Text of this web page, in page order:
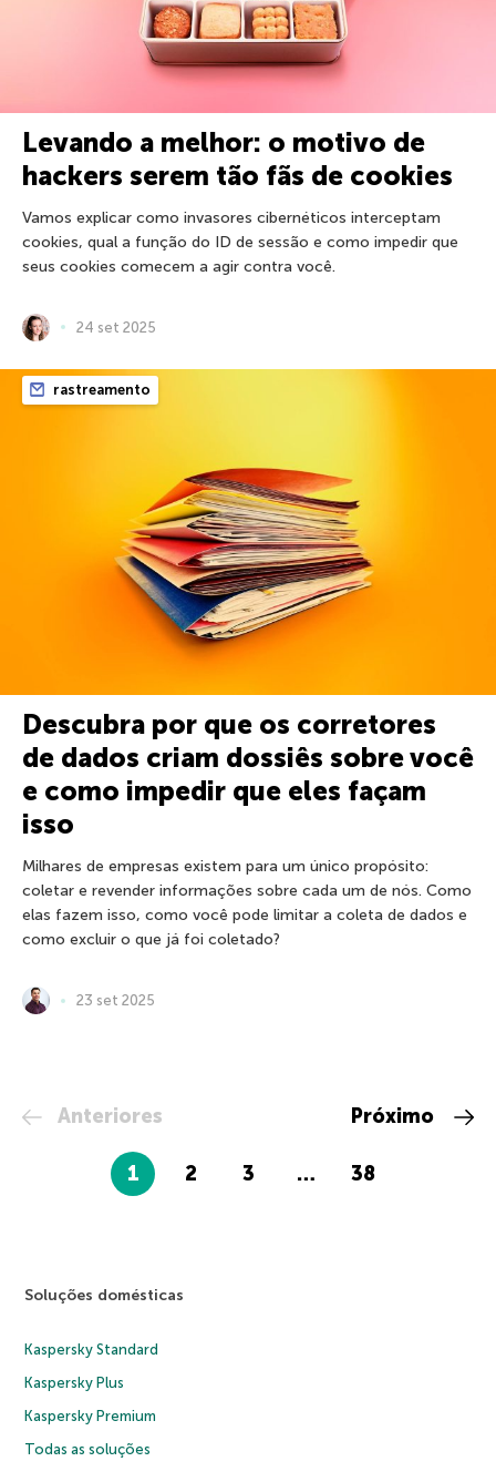
Levando a melhor: o motivo de
hackers serem tão fãs de cookies
Vamos explicar como invasores cibernéticos interceptam
cookies, qual a função do ID de sessão e como impedir que
seus cookies comecem a agir contra você.
24 set 2025
rastreamento
Descubra por que os corretores
de dados criam dossiês sobre você
e como impedir que eles façam
isso
Milhares de empresas existem para um único propósito:
coletar e revender informações sobre cada um de nós. Como
elas fazem isso, como você pode limitar a coleta de dados e
como excluir o que já foi coletado?
23 set 2025
Anteriores
1 2 3 … 38
Próximo
Soluções domésticas
Kaspersky Standard
Kaspersky Plus
Kaspersky Premium
Todas as soluções